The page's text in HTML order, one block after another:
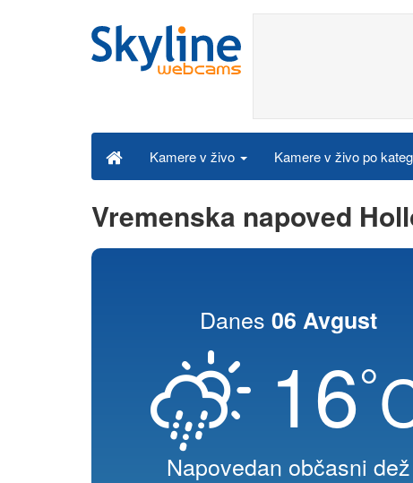
Kamere v živo Kamere v živo po
Vremenska napoved
Danes 06 Avgust
16°
Napovedan občasni dež